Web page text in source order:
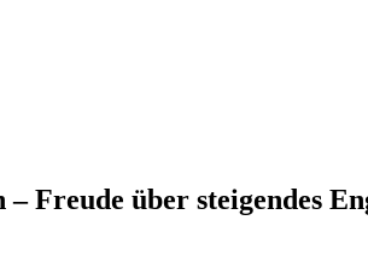
Freude über steigendes